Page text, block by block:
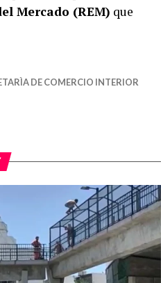
Mercado (REM) que
DE COMERCIO INTERIOR